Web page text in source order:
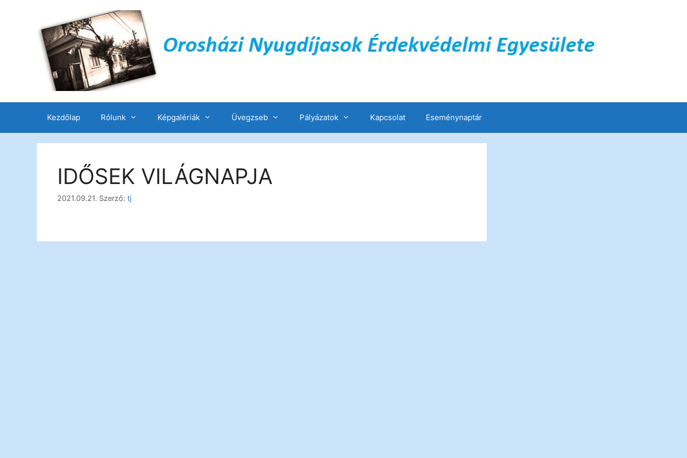
Kezdőlap Rólunk Képgalériák Üvegzseb Pályázatok Kapcsolat Eseménynaptár
IDŐSEK VILÁGNAPJA
2021.09.21. Szerző: tj